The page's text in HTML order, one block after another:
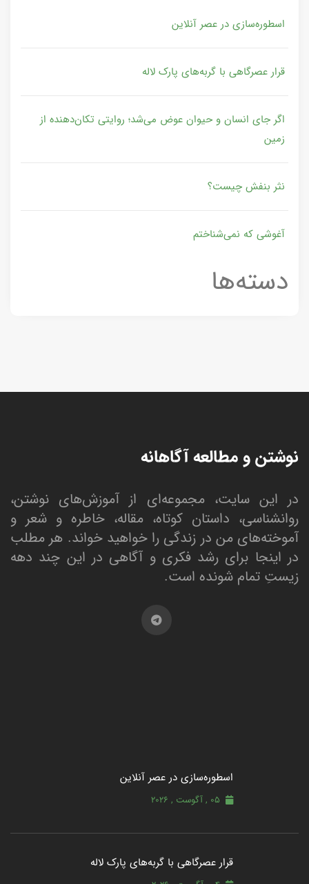
اسطوره‌سازی در عصر آنلاین
قرار عصرگاهی با گربه‌های پارک لاله
اگر جای انسان و حیوان عوض می‌شد؛ روایتی تکان‌دهنده از
زمین
نثر بنفش چیست؟
آغوشی که نمی‌شناختم
دسته‌ها
نوشتن و مطالعه آگاهانه
در این سایت، مجموعه‌ای از آموزش‌های نوشتن،
روانشناسی، داستان کوتاه، مقاله، خاطره و شعر و
آموخته‌های من در زندگی را خواهید خواند. هر مطلب
در اینجا برای رشد فکری و آگاهی در این چند دهه
زیستِ تمام شونده است.
اسطوره‌سازی در عصر آنلاین
05 , آگوست , 2026
قرار عصرگاهی با گربه‌های پارک لاله